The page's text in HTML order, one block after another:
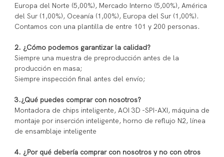
Europa del Norte (5,00%), Mercado Interno (5,00%), América
del Sur (1,00%), Oceanía (1,00%), Europa del Sur (1,00%).
Contamos con una plantilla de entre 101 y 200 personas.
2. ¿Cómo podemos garantizar la calidad?
Siempre una muestra de preproducción antes de la
producción en masa;
Siempre inspección final antes del envío;
3.¿Qué puedes comprar con nosotros?
Montadora de chips inteligente, AOI 3D -SPI-AXI, máquina de
montaje por inserción inteligente, horno de reflujo N2, línea
de ensamblaje inteligente
4. ¿Por qué debería comprar con nosotros y no con otros